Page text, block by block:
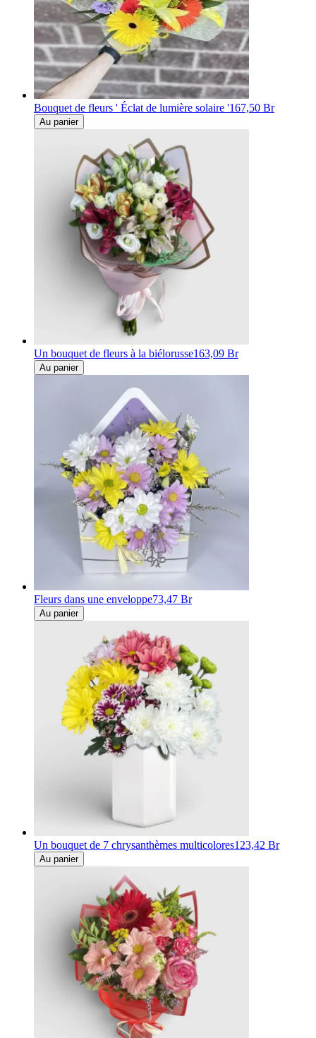
Bouquet de fleurs ' Éclat de lumière solaire '167,50 Br
Au panier
Un bouquet de fleurs à la biélorusse163,09 Br
Au panier
Fleurs dans une enveloppe73,47 Br
Au panier
Un bouquet de 7 chrysanthèmes multicolores123,42 Br
Au panier